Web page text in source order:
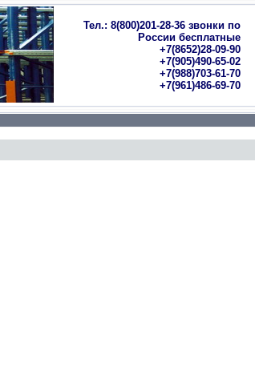
Тел.: 8(800)201-28-36 звонки по
России бесплатные
+7(8652)28-09-90
+7(905)490-65-02
+7(988)703-61-70
+7(961)486-69-70